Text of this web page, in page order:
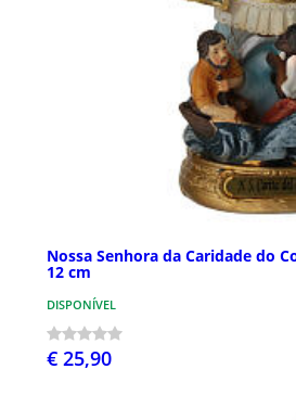
Nossa Senhora da Caridade do
12 cm
DISPONÍVEL
€ 25,90